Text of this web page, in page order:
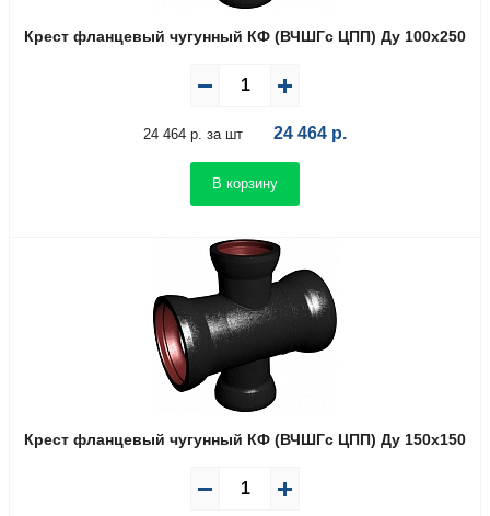
Крест фланцевый чугунный КФ (ВЧШГс ЦПП) Ду 100х250
24 464 р. за шт 24 464 р.
В корзину
Крест фланцевый чугунный КФ (ВЧШГс ЦПП) Ду 150х150